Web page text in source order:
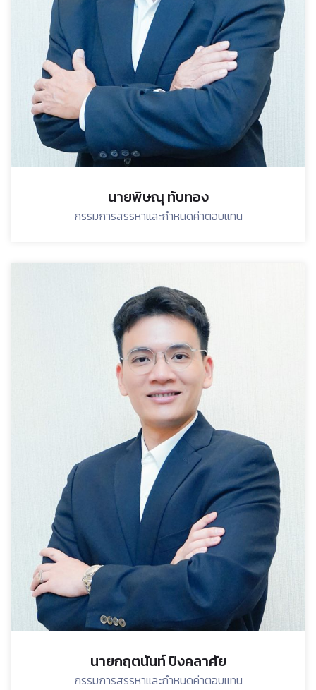
นายพิษณุ ทับทอง
กรรมการสรรหาและกำหนดค่าตอบแทน
นายกฤตนันท์ ปิงคลาศัย
กรรมการสรรหาและกำหนดค่าตอบแทน